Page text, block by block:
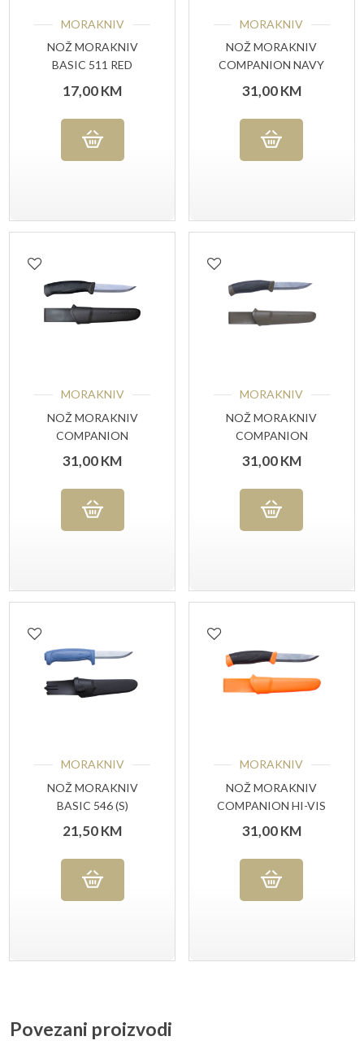
MORAKNIV
NOŽ MORAKNIV
BASIC 511 RED
17,00KM
MORAKNIV
NOŽ MORAKNIV
COMPANION NAVY
BLUE
31,00KM
MORAKNIV
NOŽ MORAKNIV
COMPANION
ANTHRACITE
31,00KM
MORAKNIV
NOŽ MORAKNIV
COMPANION
MILITARY GREEN
31,00KM
MORAKNIV
NOŽ MORAKNIV
BASIC 546 (S)
21,50KM
MORAKNIV
NOŽ MORAKNIV
COMPANION HI-VIS
ORANGE
31,00KM
Povezani proizvodi